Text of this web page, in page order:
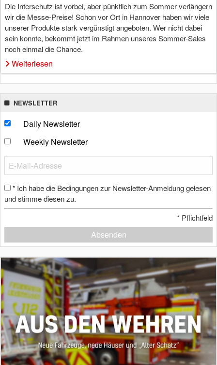
Die Interschutz ist vorbei, aber pünktlich zum Sommer verlängern
wir die Messe-Preise! Schon vor Ort in Hannover haben wir viele
unserer Produkte stark vergünstigt angeboten. Wer nicht dabei
sein konnte, bekommt jetzt im Rahmen unseres Sommer-Sales
noch einmal die Chance.
Weiterlesen
NEWSLETTER
Daily Newsletter
Weekly Newsletter
* Ich habe die Bedingungen zur Newsletter-Anmeldung gelesen
und stimme diesen zu.
* Pflichtfeld
Absenden